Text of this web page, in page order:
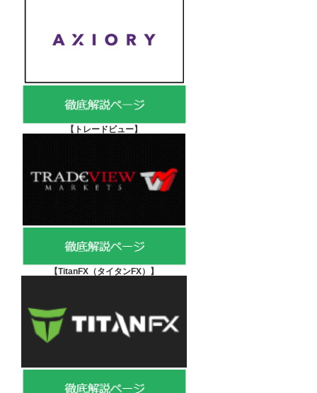
【 トレードビュー】
【TitanFX（タイタンFX） 】